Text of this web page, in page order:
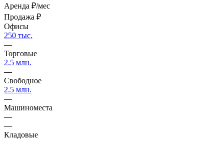
Аренда ₽/мес
Продажа ₽
Офисы
250 тыс.
—
Торговые
2.5 млн.
—
Свободное
2.5 млн.
—
Машиноместа
—
—
Кладовые